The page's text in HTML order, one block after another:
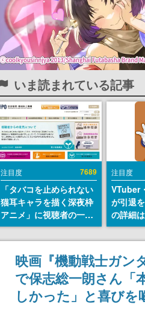
いま読まれている記事
注目度 7689
「タバコを止められない
猫耳キャラを描く深夜枠
アニメ」に視聴者の一部
から批判意見。違法薬物
の使用と思しき描写も含
めて、BPOが議論を交わ
注目度
VTuber
が引退
の詳細
の配信
映画『機動戦士ガン
で保志総⼀朗さん「
しかった」と喜びを